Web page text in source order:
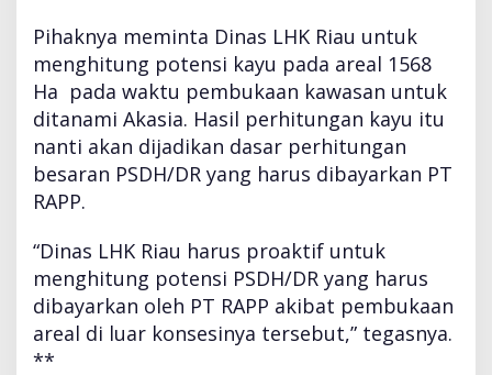
Pihaknya meminta Dinas LHK Riau untuk
menghitung potensi kayu pada areal 1568
Ha pada waktu pembukaan kawasan untuk
ditanami Akasia. Hasil perhitungan kayu itu
nanti akan dijadikan dasar perhitungan
besaran PSDH/DR yang harus dibayarkan PT
RAPP.
“Dinas LHK Riau harus proaktif untuk
menghitung potensi PSDH/DR yang harus
dibayarkan oleh PT RAPP akibat pembukaan
areal di luar konsesinya tersebut,” tegasnya.
**